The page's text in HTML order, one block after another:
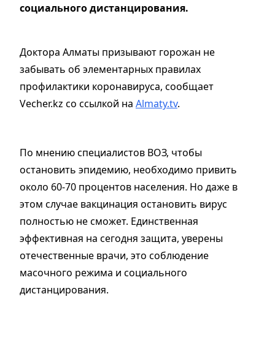
социального дистанцирования.
Доктора Алматы призывают горожан не
забывать об элементарных правилах
профилактики коронавируса, сообщает
Vecher.kz со ссылкой на Almaty.tv.
По мнению специалистов ВОЗ, чтобы
остановить эпидемию, необходимо привить
около 60-70 процентов населения. Но даже в
этом случае вакцинация остановить вирус
полностью не сможет. Единственная
эффективная на сегодня защита, уверены
отечественные врачи, это соблюдение
масочного режима и социального
дистанцирования.